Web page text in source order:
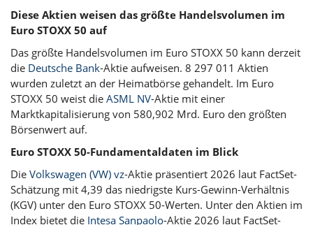
Diese Aktien weisen das größte Handelsvolumen im
Euro STOXX 50 auf
Das größte Handelsvolumen im Euro STOXX 50 kann derzeit
die Deutsche Bank-Aktie aufweisen. 8 297 011 Aktien
wurden zuletzt an der Heimatbörse gehandelt. Im Euro
STOXX 50 weist die ASML NV-Aktie mit einer
Marktkapitalisierung von 580,902 Mrd. Euro den größten
Börsenwert auf.
Euro STOXX 50-Fundamentaldaten im Blick
Die Volkswagen (VW) vz-Aktie präsentiert 2026 laut FactSet-
Schätzung mit 4,39 das niedrigste Kurs-Gewinn-Verhältnis
(KGV) unter den Euro STOXX 50-Werten. Unter den Aktien im
Index bietet die Intesa Sanpaolo-Aktie 2026 laut FactSet-